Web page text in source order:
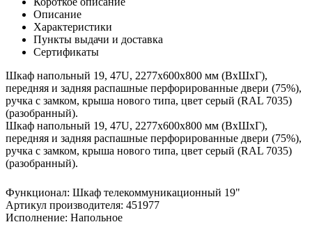
Описание
Характеристики
Пункты выдачи и доставка
Сертификаты
Шкаф напольный 19, 47U, 2277x600х800 мм (ВхШхГ),
передняя и задняя распашные перфорированные двери (75%),
ручка с замком, крыша нового типа, цвет серый (RAL 7035)
(разобранный).
Шкаф напольный 19, 47U, 2277x600х800 мм (ВхШхГ),
передняя и задняя распашные перфорированные двери (75%),
ручка с замком, крыша нового типа, цвет серый (RAL 7035)
(разобранный).
Функционал: Шкаф телекоммуникационный 19"
Артикул производителя: 451977
Исполнение: Напольное